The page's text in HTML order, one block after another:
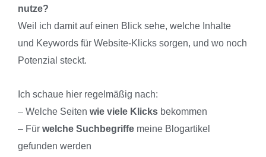
nutze?
Weil ich damit auf einen Blick sehe, welche Inhalte
und Keywords für Website-Klicks sorgen, und wo noch
Potenzial steckt.
Ich schaue hier regelmäßig nach:
– Welche Seiten wie viele Klicksbekommen
– Für welche Suchbegriffemeine Blogartikel
gefunden werden